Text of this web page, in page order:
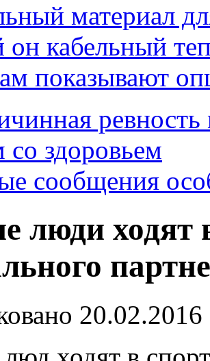
материал
он кабельный
показывают
со здоровьем
сообщения
люди ходят
20.02.2016